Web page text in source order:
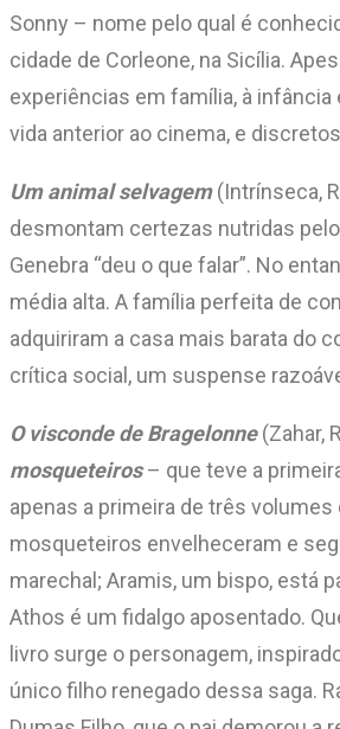
Sonny – nome pelo qual é
cidade de Corleone, na Sicília.
experiências em família, à
vida anterior ao cinema, e
Um animal selvagem(Intrínseca,
desmontam certezas nutridas
Genebra “deu o que falar”. No
média alta. A família perfeita de
adquiriram a casa mais barata do
crítica social, um suspense
O visconde de Bragelonne(Zahar,
mosqueteiros– que teve a
apenas a primeira de três
mosqueteiros envelheceram e
marechal; Aramis, um bispo, está
Athos é um fidalgo aposentado.
livro surge o personagem,
único filho renegado dessa saga.